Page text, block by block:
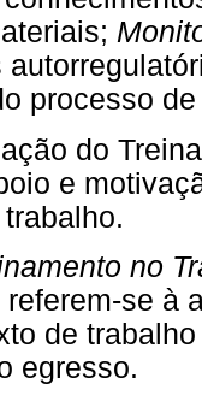
processo
do
e
no
referem-se à
de
egresso.